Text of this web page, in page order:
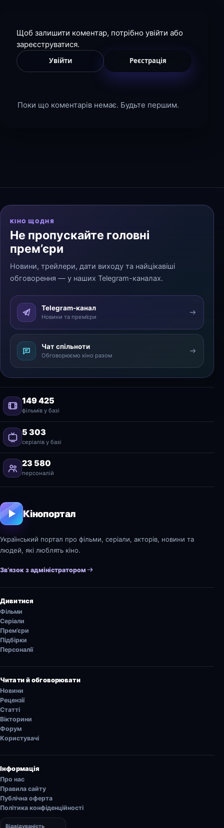
Щоб залишити коментар, потрібно увійти або
зареєструватися.
Увійти Реєстрація
Поки що коментарів немає. Будьте першим.
КІНО ЩОДНЯ
Не пропускайте головні
прем’єри
Новини, трейлери, дати виходу та найцікавіші
обговорення — у наших Telegram-каналах.
Telegram-канал
Новини та прем’єри
Чат спільноти
Обговорюємо кіно разом
149 425
фільмів у базі
5 303
серіалів у базі
23 580
персоналій
Кінопортал
Український портал про фільми, серіали, акторів, новини та
людей, які люблять кіно.
Зв’язок з адміністратором
Дивитися
Фільми
Серіали
Прем’єри
Підбірки
Персоналії
Читати й обговорювати
Новини
Рецензії
Статті
Вікторини
Форум
Користувачі
Інформація
Про нас
Правила сайту
Публічна оферта
Політика конфіденційності
Відвідуваність